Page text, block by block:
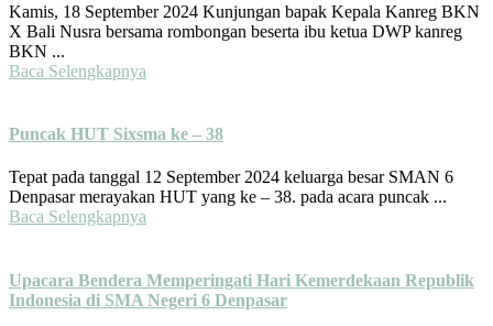
Kamis, 18 September 2024 Kunjungan bapak Kepala Kanreg BKN
X Bali Nusra bersama rombongan beserta ibu ketua DWP kanreg
BKN ...
Baca Selengkapnya
Puncak HUT Sixsma ke – 38
Tepat pada tanggal 12 September 2024 keluarga besar SMAN 6
Denpasar merayakan HUT yang ke – 38. pada acara puncak ...
Baca Selengkapnya
Upacara Bendera Memperingati Hari Kemerdekaan Republik
Indonesia di SMA Negeri 6 Denpasar